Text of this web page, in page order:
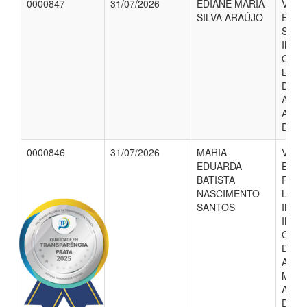
0000847
31/07/2026
EDIANE MARIA
SILVA ARAÚJO
SE A
O
AO
DE
0000846
31/07/2026
MARIA
EDUARDA
BATISTA
NASCIMENTO
SANTOS
AO
DO